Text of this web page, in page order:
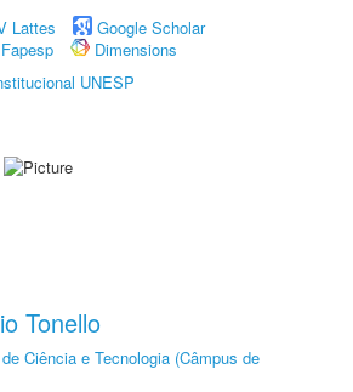
Lattes
Google Scholar
Fapesp
Dimensions
UNESP
Tonello
Ciência e Tecnologia (Câmpus de